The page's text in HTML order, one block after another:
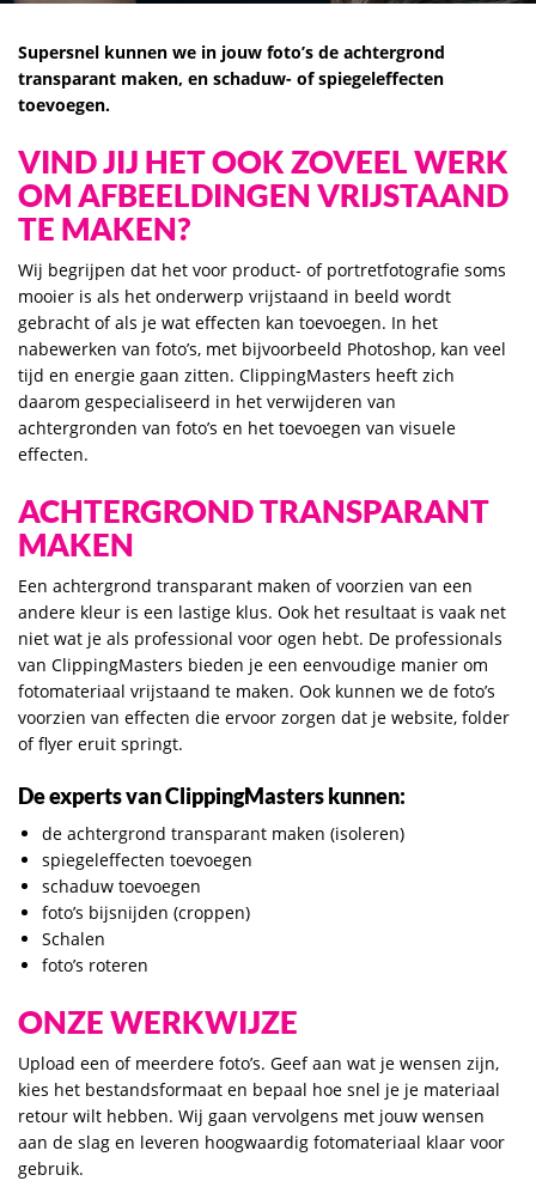
Supersnel kunnen we in jouw foto’s de achtergrond
transparant maken, en schaduw- of spiegeleffecten
toevoegen.
VIND JIJ HET OOK ZOVEEL WERK
OM AFBEELDINGEN VRIJSTAAND
TE MAKEN?
Wij begrijpen dat het voor product- of portretfotografie soms
mooier is als het onderwerp vrijstaand in beeld wordt
gebracht of als je wat effecten kan toevoegen. In het
nabewerken van foto’s, met bijvoorbeeld Photoshop, kan veel
tijd en energie gaan zitten. ClippingMasters heeft zich
daarom gespecialiseerd in het verwijderen van
achtergronden van foto’s en het toevoegen van visuele
effecten.
ACHTERGROND TRANSPARANT
MAKEN
Een achtergrond transparant maken of voorzien van een
andere kleur is een lastige klus. Ook het resultaat is vaak net
niet wat je als professional voor ogen hebt. De professionals
van ClippingMasters bieden je een eenvoudige manier om
fotomateriaal vrijstaand te maken. Ook kunnen we de foto’s
voorzien van effecten die ervoor zorgen dat je website, folder
of flyer eruit springt.
De experts van ClippingMasters kunnen:
de achtergrond transparant maken (isoleren)
spiegeleffecten toevoegen
schaduw toevoegen
foto’s bijsnijden (croppen)
Schalen
foto’s roteren
ONZE WERKWIJZE
Upload een of meerdere foto’s. Geef aan wat je wensen zijn,
kies het bestandsformaat en bepaal hoe snel je je materiaal
retour wilt hebben. Wij gaan vervolgens met jouw wensen
aan de slag en leveren hoogwaardig fotomateriaal klaar voor
gebruik.